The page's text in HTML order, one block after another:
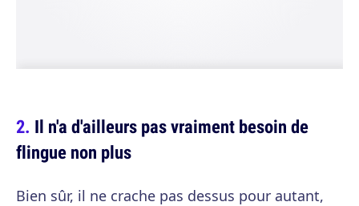
Il n'a d'ailleurs pas vraiment besoin de
flingue non plus
Bien sûr, il ne crache pas dessus pour autant,